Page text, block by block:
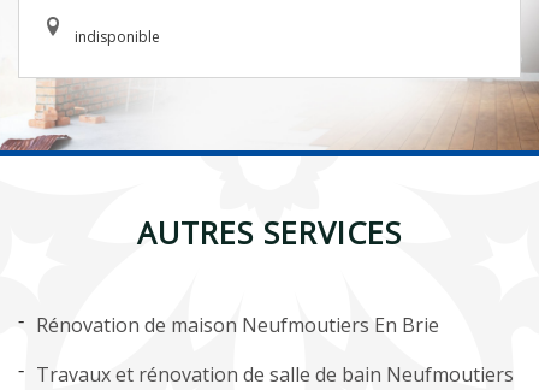
indisponible
AUTRES SERVICES
Rénovation de maison Neufmoutiers En Brie
Travaux et rénovation de salle de bain Neufmoutiers